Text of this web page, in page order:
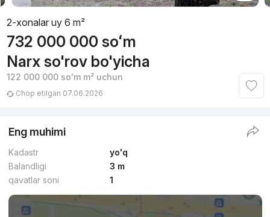
2-xonalar uy 6 m²
732 000 000 soʻm
Narx so'rov bo'yicha
122 000 000 soʻmm² uchun
Chop etilgan 07.06.2026
Eng muhimi
Kadastr
yo'q
Balandligi
3 m
qavatlar soni
1